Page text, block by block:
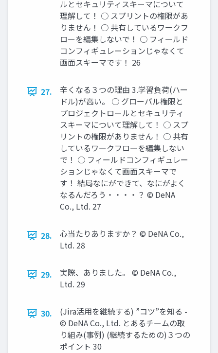
ルとセキュリティスキーマについて
理解して！ ○ スプリントの権限があ
りません！ ○ 共有しているワークフ
ローを編集しないで！ ○ フィールド
コンフィギュレーションじゃなくて
画面スキーマです！ 26
27.
辛くなる３つの理由 3.学習負荷(ハー
ドル)が高い。 ○ グローバル権限と
プロジェクトロールとセキュリティ
スキーマについて理解して！ ○ スプ
リントの権限がありません！ ○ 共有
しているワークフローを編集しない
で！ ○ フィールドコンフィギュレー
ションじゃなくて画面スキーマで
す！ 結局なにができて、なにがよく
なるんだろう・・・・？ © DeNA
Co., Ltd. 27
28.
心当たりありますか？ © DeNA Co.,
Ltd. 28
29.
実際、ありました。 © DeNA Co.,
Ltd. 29
30.
(Jira活用を継続する) ”コツ”を知る -
© DeNA Co., Ltd. とあるチームの取
り組み(事例) (継続するための)３つの
ポイント 30